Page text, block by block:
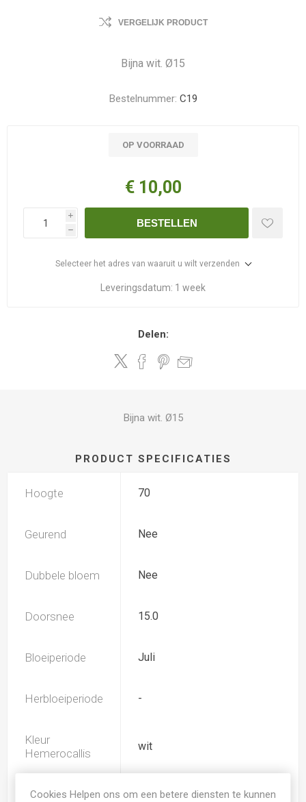
VERGELIJK PRODUCT
Bijna wit. Ø15
Bestelnummer: C19
OP VOORRAAD
€ 10,00
i
h
BESTELLEN
Selecteer het adres van waaruit u wilt verzenden
Leveringsdatum: 1 week
Delen:
Bijna wit. Ø15
PRODUCT SPECIFICATIES
Hoogte 70
Geurend Nee
Dubbele bloem Nee
Doorsnee 15.0
Bloeiperiode Juli
Herbloeiperiode -
Kleur
Hemerocallis
wit
Spider Nee
Cookies Helpen ons om een betere diensten te kunnen